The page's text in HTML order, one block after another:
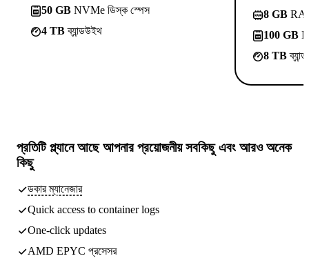
50 GB NVMe ডিস্ক স্পেস
4 TBব্যান্ডউইথ
8 GB
100 GB
8 TB
প্রতিটি প্ল্যানে আছেআপনার প্রয়োজনীয় সবকিছুএবং আরও অনেক
কিছু
ডকার ম্যানেজার
Quick access to container logs
One-click updates
AMD EPYC প্রসেসর